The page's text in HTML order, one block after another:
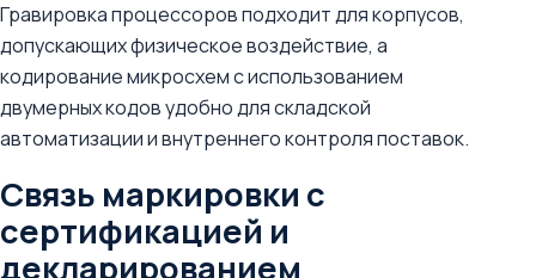
Гравировка процессоров подходит для корпусов,
допускающих физическое воздействие, а
кодирование микросхем с использованием
двумерных кодов удобно для складской
автоматизации и внутреннего контроля поставок.
Связь маркировки с
сертификацией и
декларированием